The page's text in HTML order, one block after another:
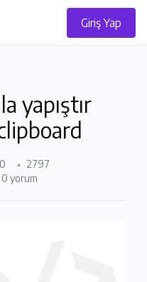
Giriş Yap
yapıştır
2797
0 yorum